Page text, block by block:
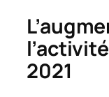
2021